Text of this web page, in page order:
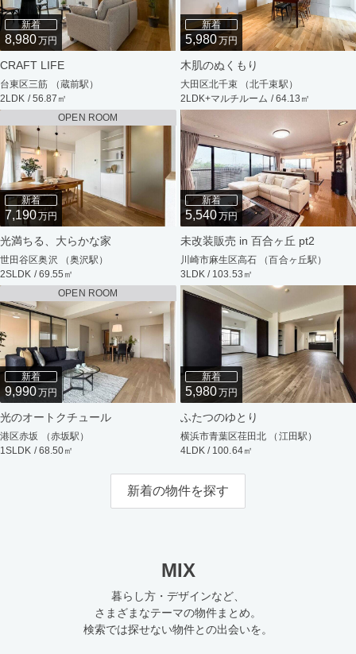
新着
8,980万円
CRAFT LIFE
台東区三筋 （蔵前駅）
2LDK / 56.87㎡
新着
5,980万円
木肌のぬくもり
大田区北千束 （北千束駅）
2LDK+マルチルーム / 64.13㎡
OPEN ROOM
新着
7,190万円
光満ちる、大らかな家
世田谷区奥沢 （奥沢駅）
2SLDK / 69.55㎡
新着
5,540万円
未改装販売 in 百合ヶ丘 pt2
川崎市麻生区高石 （百合ヶ丘駅）
3LDK / 103.53㎡
OPEN ROOM
新着
9,990万円
光のオートクチュール
港区赤坂 （赤坂駅）
1SLDK / 68.50㎡
新着
5,980万円
ふたつのゆとり
横浜市青葉区荏田北 （江田駅）
4LDK / 100.64㎡
新着の物件を探す
MIX
暮らし方・デザインなど、
さまざまなテーマの物件まとめ。
検索では探せない物件との出会いを。